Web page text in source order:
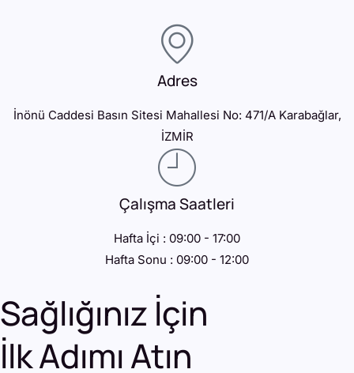
Adres
İnönü Caddesi Basın Sitesi Mahallesi No: 471/A Karabağlar,
İZMİR
Çalışma Saatleri
Hafta İçi : 09:00 - 17:00
Hafta Sonu : 09:00 - 12:00
Sağlığınız İçin
İlk Adımı Atın